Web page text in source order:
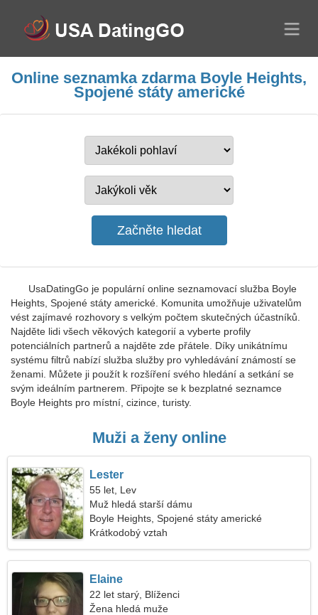
Online seznamka zdarma Boyle Heights,
Spojené státy americké
UsaDatingGo je populární online seznamovací služba Boyle
Heights, Spojené státy americké. Komunita umožňuje uživatelům
vést zajímavé rozhovory s velkým počtem skutečných účastníků.
Najděte lidi všech věkových kategorií a vyberte profily
potenciálních partnerů a najděte zde přátele. Díky unikátnímu
systému filtrů nabízí služba služby pro vyhledávání známostí se
ženami. Můžete ji použít k rozšíření svého hledání a setkání se
svým ideálním partnerem. Připojte se k bezplatné seznamce
Boyle Heights pro místní, cizince, turisty.
Muži a ženy online
Lester
55 let, Lev
Muž hledá starší dámu
Boyle Heights, Spojené státy americké
Krátkodobý vztah
Elaine
22 let starý, Blíženci
Žena hledá muže